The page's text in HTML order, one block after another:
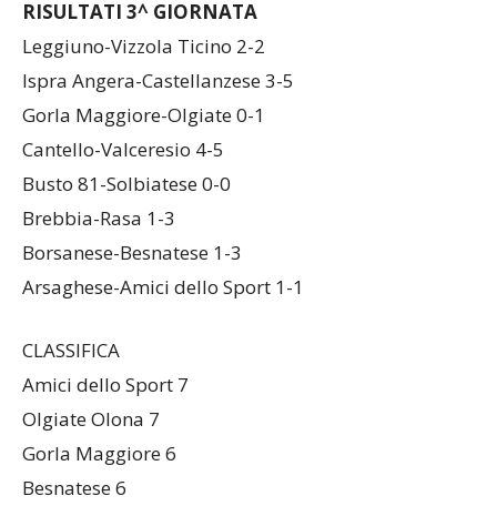
RISULTATI 3^ GIORNATA
Leggiuno-Vizzola Ticino 2-2
Ispra Angera-Castellanzese 3-5
Gorla Maggiore-Olgiate 0-1
Cantello-Valceresio 4-5
Busto 81-Solbiatese 0-0
Brebbia-Rasa 1-3
Borsanese-Besnatese 1-3
CLASSIFICA
Amici dello Sport 7
Olgiate Olona 7
Gorla Maggiore 6